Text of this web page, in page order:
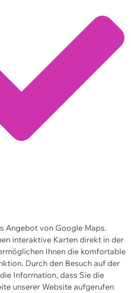
Angebot von Google Maps.
interaktive Karten direkt in der
Ihnen die komfortable
Durch den Besuch auf der
Information, dass Sie die
unserer Website aufgerufen